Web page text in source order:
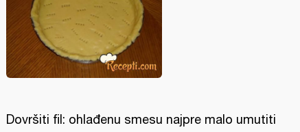
Dovršiti fil: ohlađenu smesu najpre malo umutiti